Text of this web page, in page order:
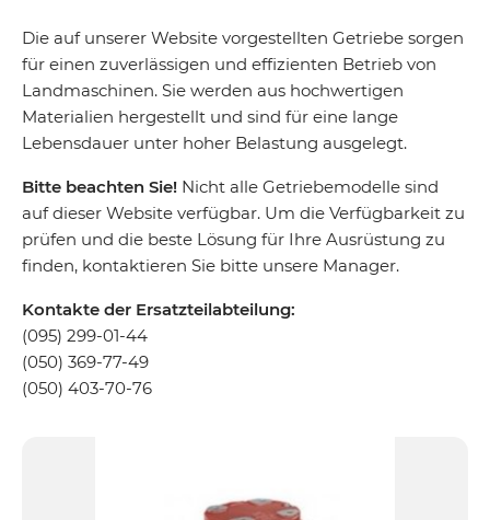
Die auf unserer Website vorgestellten Getriebe sorgen
für einen zuverlässigen und effizienten Betrieb von
Landmaschinen. Sie werden aus hochwertigen
Materialien hergestellt und sind für eine lange
Lebensdauer unter hoher Belastung ausgelegt.
Bitte beachten Sie! Nicht alle Getriebemodelle sind
auf dieser Website verfügbar. Um die Verfügbarkeit zu
prüfen und die beste Lösung für Ihre Ausrüstung zu
finden, kontaktieren Sie bitte unsere Manager.
Kontakte der Ersatzteilabteilung:
(095) 299-01-44
(050) 369-77-49
(050) 403-70-76